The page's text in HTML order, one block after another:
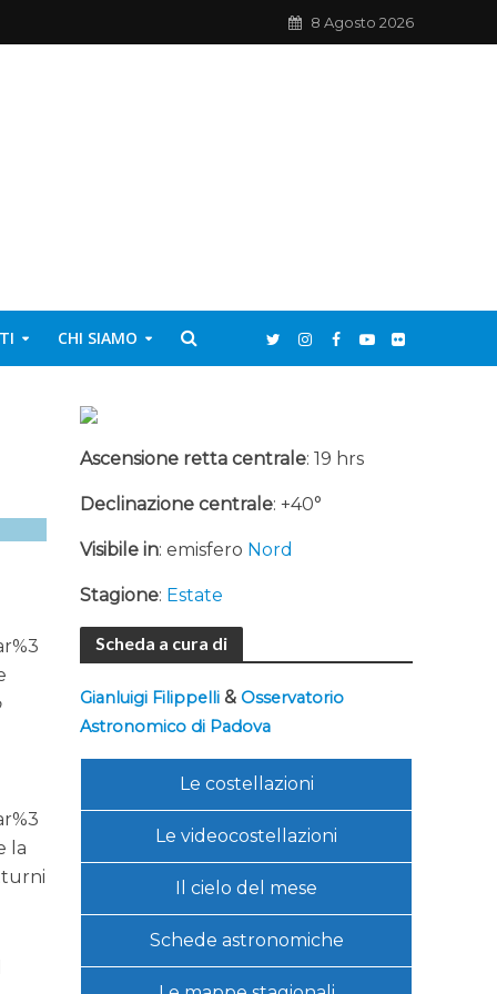
8 Agosto 2026
CHI SIAMO
la
Ascensione retta centrale: 19 hrs
Declinazione centrale: +40°
Visibile in: emisfero Nord
Stagione: Estate
Scheda a cura di
Gianluigi Filippelli & Osservatorio
Astronomico di Padova
Le costellazioni
Le videocostellazioni
Il cielo del mese
Schede astronomiche